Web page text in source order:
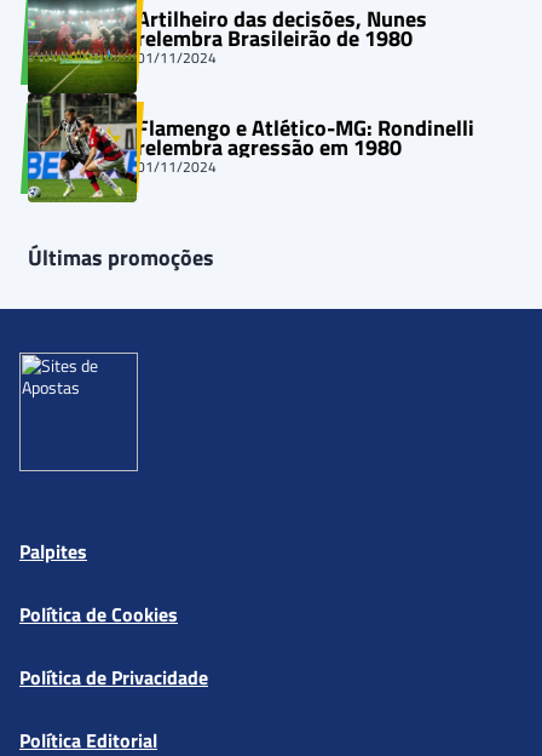
Artilheiro das decisões, Nunes
relembra Brasileirão de 1980
01/11/2024
Flamengo e Atlético-MG: Rondinelli
relembra agressão em 1980
01/11/2024
Últimas promoções
Palpites
Política de Cookies
Política de Privacidade
Política Editorial